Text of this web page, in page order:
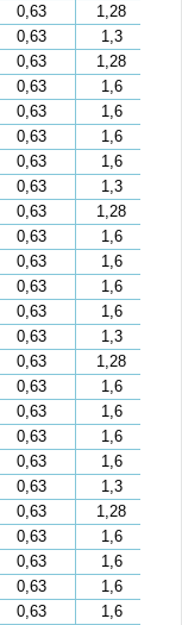
0,63
1,28
0,63
1,3
0,63
1,28
0,63
1,6
0,63
1,6
0,63
1,6
0,63
1,6
0,63
1,3
0,63
1,28
0,63
1,6
0,63
1,6
0,63
1,6
0,63
1,6
0,63
1,3
0,63
1,28
0,63
1,6
0,63
1,6
0,63
1,6
0,63
1,6
0,63
1,3
0,63
1,28
0,63
1,6
0,63
1,6
0,63
1,6
0,63
1,6